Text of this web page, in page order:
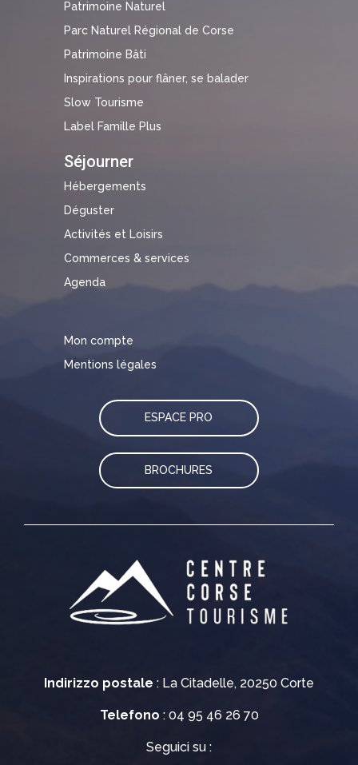
Indirizzo postale : La Citadelle, 20250 Corte
Telefono : 04 95 46 26 70
Seguici su :
Patrimoine Naturel
Parc Naturel Régional de Corse
Patrimoine Bâti
Inspirations pour flâner, se balader
Slow Tourisme
Label Famille Plus
Séjourner
Hébergements
Déguster
Activités et Loisirs
Commerces & services
Agenda
Mon compte
Mentions légales
ESPACE PRO
BROCHURES